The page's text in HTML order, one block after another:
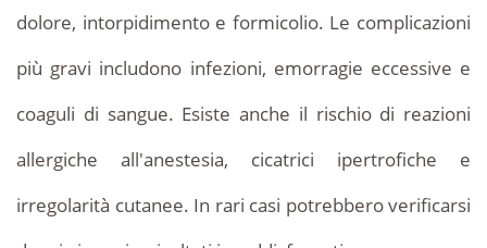
dolore, intorpidimento e formicolio. Le complicazioni
più gravi includono infezioni, emorragie eccessive e
coaguli di sangue. Esiste anche il rischio di reazioni
allergiche all'anestesia, cicatrici ipertrofiche e
irregolarità cutanee. In rari casi potrebbero verificarsi